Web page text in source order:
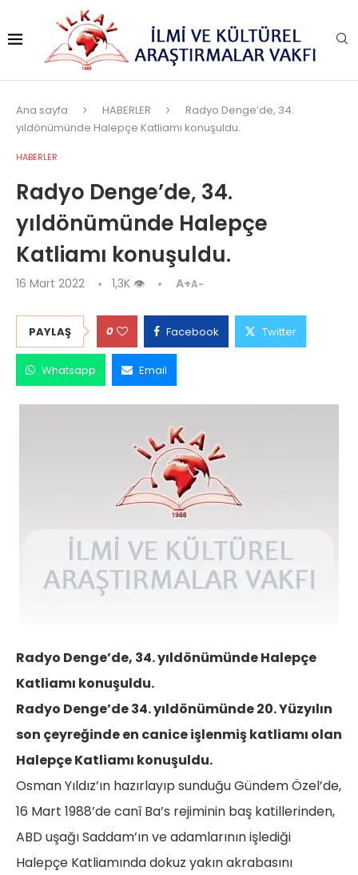
Ana sayfa HABERLER
Radyo Denge’de, 34.
yıldönümünde Halepçe Katliamı konuşuldu.
HABERLER
Radyo Denge’de, 34.
yıldönümünde Halepçe
Katliamı konuşuldu.
16 Mart 2022 1,3K 👁 A+A-
PAYLAŞ 0 Facebook Twitter
Whatsapp Email
Radyo Denge’de, 34. yıldönümünde Halepçe
Katliamı konuşuldu.
Radyo Denge’de 34. yıldönümünde 20. Yüzyılın
son çeyreğinde en canice işlenmiş katliamı olan
Halepçe Katliamı konuşuldu.
Osman Yıldız’ın hazırlayıp sunduğu Gündem Özel’de,
16 Mart 1988’de canî Ba’s rejiminin baş katillerinden,
ABD uşağı Saddam’ın ve adamlarının işlediği
Halepçe Katliamında dokuz yakın akrabasını